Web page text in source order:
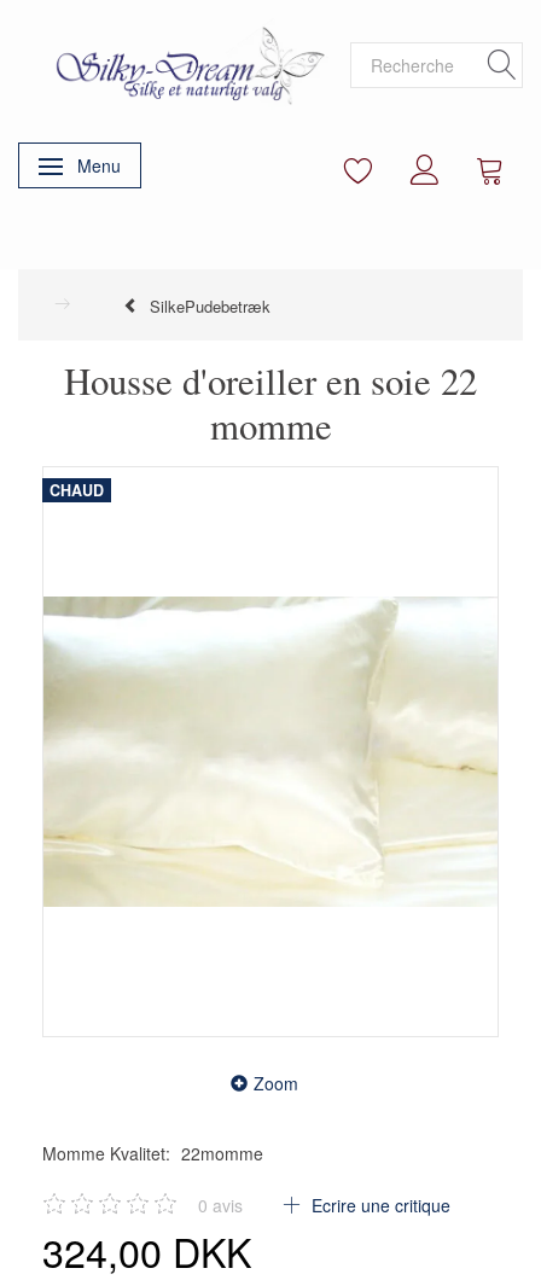
Basculer la navigation
Menu
SilkePudebetræk
Housse d'oreiller en soie 22
momme
CHAUD
Zoom
Momme Kvalitet: 22momme
0 avis Ecrire une critique
324,00 DKK